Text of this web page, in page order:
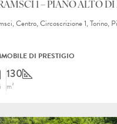
1 – PIANO ALTO DI
Centro, Circoscrizione 1, Torino,
DI PRESTIGIO
130
m²